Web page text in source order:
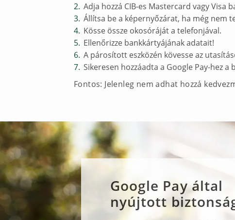
Adja hozzá CIB-es Mastercard vagy Visa
Állítsa be a képernyőzárat, ha még nem
Kösse össze okosóráját a telefonjával.
Ellenőrizze bankkártyájának adatait!
A párosított eszközén kövesse az
Sikeresen hozzáadta a Google Pay-hez a
Fontos: Jelenleg nem adhat hozzá
Google Pay által
nyújtott